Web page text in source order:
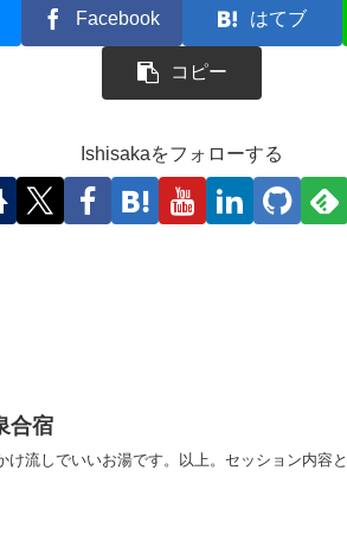
Facebook はてブ
コピー
Ishisakaをフォローする
合宿
け流しでいいお湯です。以上。セッション内容